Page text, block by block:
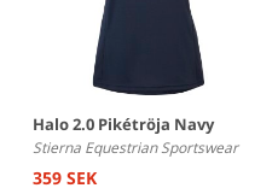
Halo 2.0 Pikétröja Navy
Stierna Equestrian Sportswear
359 SEK